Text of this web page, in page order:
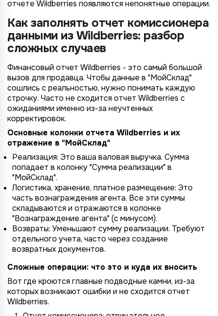
отчете Wildberries появляются непонятные операции.
Как заполнять отчет комиссионера
данными из Wildberries: разбор
сложных случаев
Финансовый отчет Wildberries - это самый большой
вызов для продавца. Чтобы данные в "МойСклад"
сошлись с реальностью, нужно понимать каждую
строчку. Часто не сходится отчет Wildberries с
ожиданиями именно из-за неучтенных
корректировок.
Основные колонки отчета Wildberries и их
отражение в "МойСклад"
Реализация: Это ваша валовая выручка. Сумма
попадает в колонку "Сумма реализации" в
"МойСклад".
Логистика, хранение, платное размещение: Это
часть вознаграждения агента. Все эти суммы
складываются и отражаются в колонке
"Вознаграждение агента" (с минусом).
Возвраты: Уменьшают сумму реализации. Требуют
отдельного учета, часто через создание
возвратных документов.
Сложные операции: что это и куда их вносить
Вот где кроются главные подводные камни, из-за
которых возникают ошибки и не сходится отчет
Wildberries.